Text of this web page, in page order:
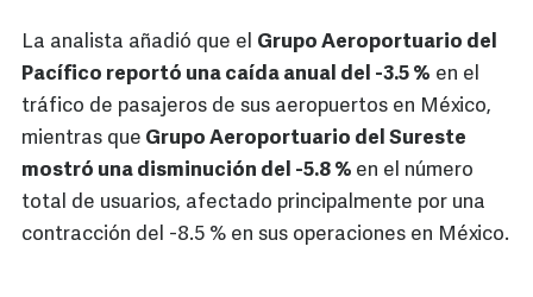
La analista añadió que el Grupo Aeroportuario del
Pacífico reportó una caída anual del -3.5 % en el
tráfico de pasajeros de sus aeropuertos en México,
mientras que Grupo Aeroportuario del Sureste
mostró una disminución del -5.8 % en el número
total de usuarios, afectado principalmente por una
contracción del -8.5 % en sus operaciones en México.